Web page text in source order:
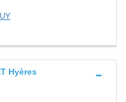
Hyères